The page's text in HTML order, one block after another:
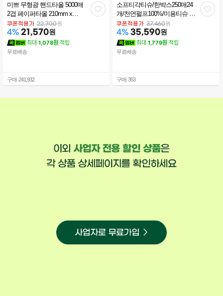
미쁘 무형광 핸드타올 5000매
2겹 페이퍼타올 210mm x
200mm
쿠폰적용가 22,700원
4% 21,570원
최대 1,078원 적립
무료배송
구매 241,932
관
소프티각티슈/한박스250매24
개/천연펄프100%/미용티슈 깨
끗한나라 순수소프티 250매 3
입 8팩/곽티슈
쿠폰적용가 37,460원
4% 35,590원
최대 1,779원 적립
무료배송
구매 353
관